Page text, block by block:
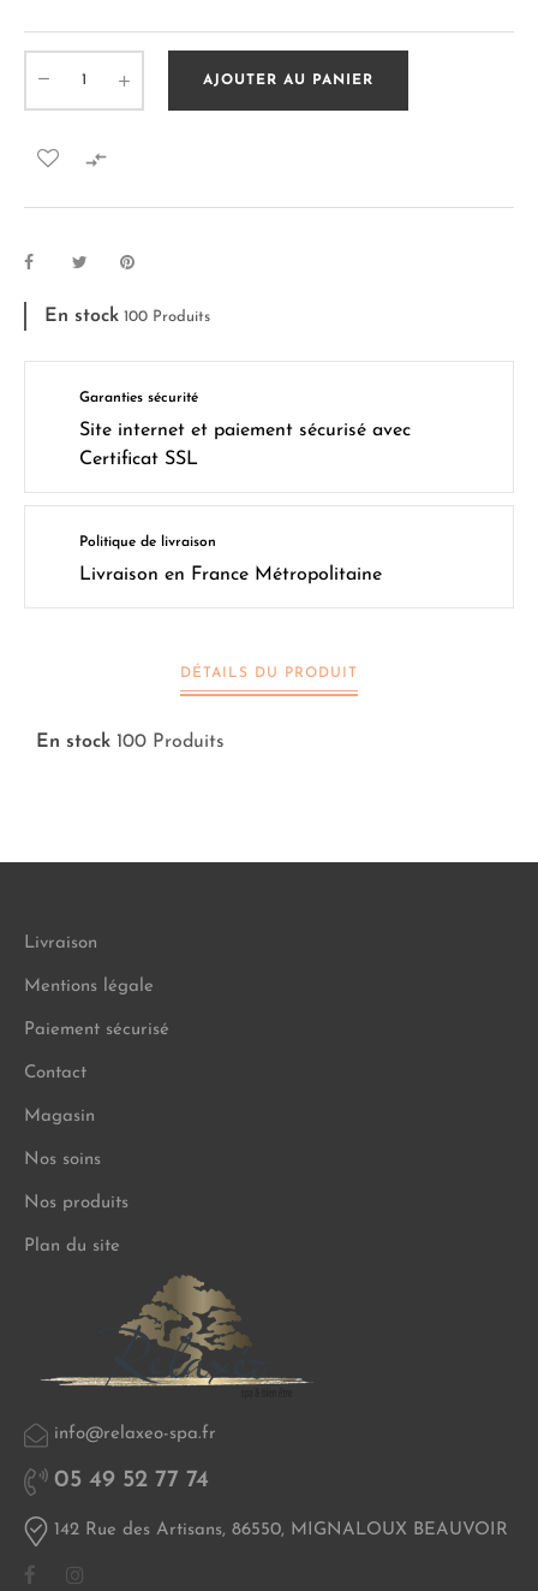
AJOUTER AU PANIER

En stock 100 Produits
Garanties sécurité
Site internet et paiement sécurisé avec
Certificat SSL
Politique de livraison
Livraison en France Métropolitaine
DÉTAILS DU PRODUIT
En stock 100 Produits
Livraison
Mentions légale
Paiement sécurisé
Contact
Magasin
Nos soins
Nos produits
Plan du site
info@relaxeo-spa.fr
05 49 52 77 74
142 Rue des Artisans, 86550, MIGNALOUX BEAUVOIR
Facebook